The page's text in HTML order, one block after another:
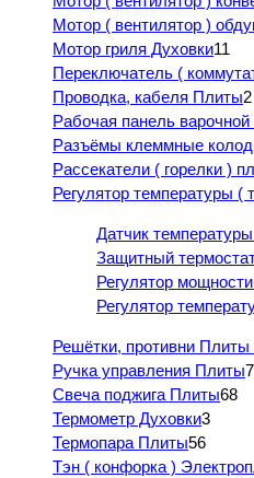
Мотор ( вентилятор )
Мотор гриля Духовки11
Переключатель (
Проводка, кабеля Плиты2
Рабочая панель
Разъёмы клеммные
Рассекатели ( горелки )
Регулятор температуры (
Датчик
Защитный
Регулятор
Регулятор
Решётки, противни Плиты
Ручка управления Плиты
Свеча поджига Плиты68
Термометр Духовки3
Термопара Плиты56
Тэн ( конфорка )